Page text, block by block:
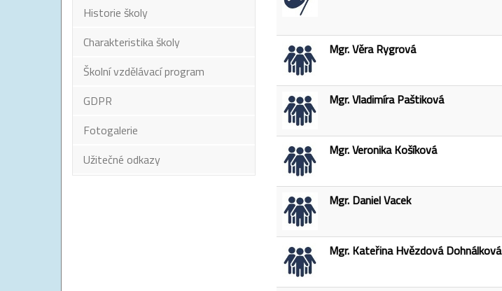
Historie školy
Charakteristika školy
Školní vzdělávací program
GDPR
Fotogalerie
Užitečné odkazy
Mgr. Věra Rygrová
Mgr. Vladimíra Paštiková
Mgr. Veronika Košíková
Mgr. Daniel Vacek
Mgr. Kateřina Hvězdová Dohnálková